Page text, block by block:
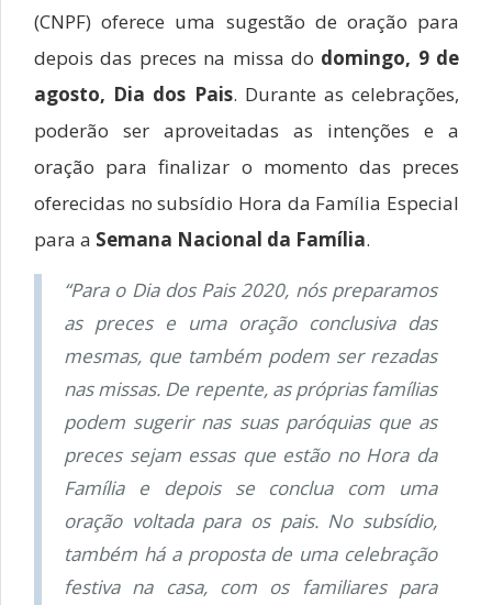
(CNPF) oferece uma sugestão de oração para
depois das preces na missa do domingo, 9 de
agosto, Dia dos Pais. Durante as celebrações,
poderão ser aproveitadas as intenções e a
oração para finalizar o momento das preces
oferecidas no subsídio Hora da Família Especial
para a Semana Nacional da Família.
“Para o Dia dos Pais 2020, nós preparamos
as preces e uma oração conclusiva das
mesmas, que também podem ser rezadas
nas missas. De repente, as próprias famílias
podem sugerir nas suas paróquias que as
preces sejam essas que estão no Hora da
Família e depois se conclua com uma
oração voltada para os pais. No subsídio,
também há a proposta de uma celebração
festiva na casa, com os familiares para